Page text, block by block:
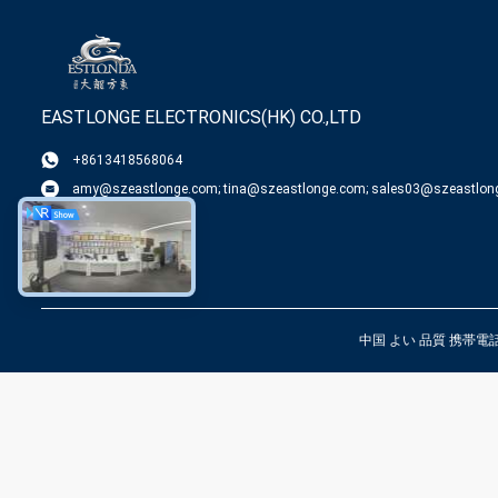
EASTLONGE ELECTRONICS(HK) CO.,LTD
+8613418568064
amy@szeastlonge.com; tina@szeastlonge.com;
中国 よい 品質 携帯電